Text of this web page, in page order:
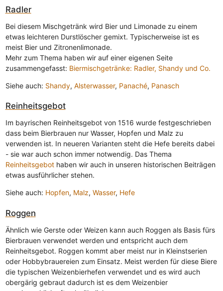
Radler
Bei diesem Mischgetränk wird Bier und Limonade zu einem
etwas leichteren Durstlöscher gemixt. Typischerweise ist es
meist Bier und Zitronenlimonade.
Mehr zum Thema haben wir auf einer eigenen Seite
zusammengefasst: Biermischgetränke: Radler, Shandy und Co.
Siehe auch: Shandy, Alsterwasser, Panaché, Panasch
Reinheitsgebot
Im bayrischen Reinheitsgebot von 1516 wurde festgeschrieben
dass beim Bierbrauen nur Wasser, Hopfen und Malz zu
verwenden ist. In neueren Varianten steht die Hefe bereits dabei
- sie war auch schon immer notwendig. Das Thema
Reinheitsgebothaben wir auch in unseren historischen Beiträgen
etwas ausführlicher stehen.
Siehe auch: Hopfen, Malz, Wasser, Hefe
Roggen
Ähnlich wie Gerste oder Weizen kann auch Roggen als Basis fürs
Bierbrauen verwendet werden und entspricht auch dem
Reinheitsgebot. Roggen kommt aber meist nur in Kleinstserien
oder Hobbybrauereien zum Einsatz. Meist werden für diese Biere
die typischen Weizenbierhefen verwendet und es wird auch
obergärig gebraut dadurch ist es dem Weizenbier